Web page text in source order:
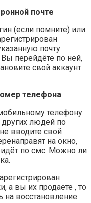
почте
(если помните) или
почту
перейдёте по ней,
свой аккаунт
телефона
телефону
других людей по
вводите свой
на окно,
по смс. Можно ли
а вы их продаёте , то
восстановление